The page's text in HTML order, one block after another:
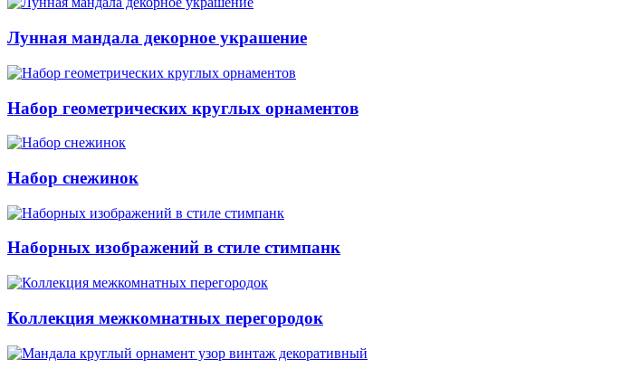
Лунная мандала декорное украшение
Набор геометрических круглых орнаментов
Набор снежинок
Наборных изображений в стиле стимпанк
Коллекция межкомнатных перегородок